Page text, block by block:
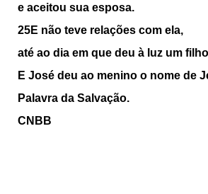
e aceitou sua esposa.
25E não teve relações com ela,
até ao dia em que deu à luz um
E José deu ao menino o nome de
Palavra da Salvação.
CNBB